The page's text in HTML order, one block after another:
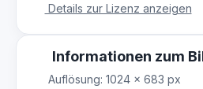
Details zur Lizenz anzeigen
Informationen zum
Auflösung: 1024 × 683 px